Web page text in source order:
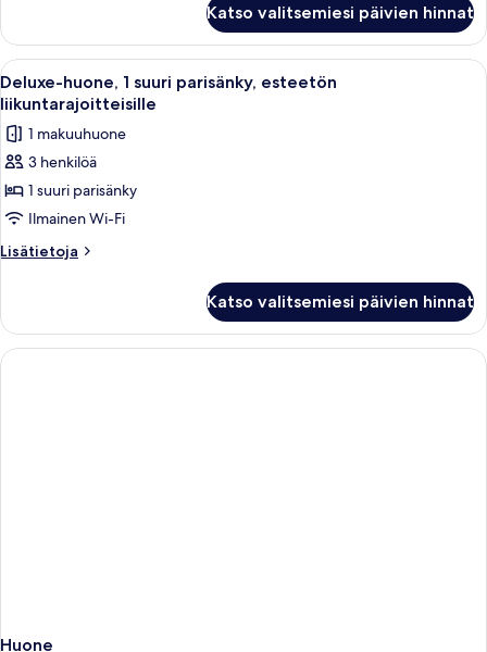
Katso valitsemiesi päivien hinnat
Avaa
kaikki
huonetyypin
Deluxe-
huone,
1
suuri
parisänky,
kuvat
Hotellihuone, jossa on suuri sänky,
1
Deluxe-huone, 1 suuri parisänky, esteetön
liikuntarajoitteisille
1 makuuhuone
3 henkilöä
1 suuri parisänky
Ilmainen Wi-Fi
Lisätietoja
Lisätietoja
1
suuri
parisänky,
Katso valitsemiesi päivien hinnat
Huone